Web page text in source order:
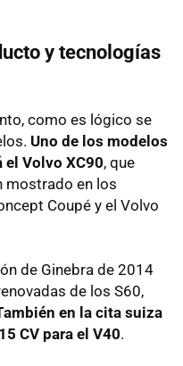
y tecnologías
como es lógico se
Uno de los modelos
el Volvo XC90, que
mostrado en los
Coupé y el Volvo
de Ginebra de 2014
de los S60,
en la cita suiza
CV para el V40.